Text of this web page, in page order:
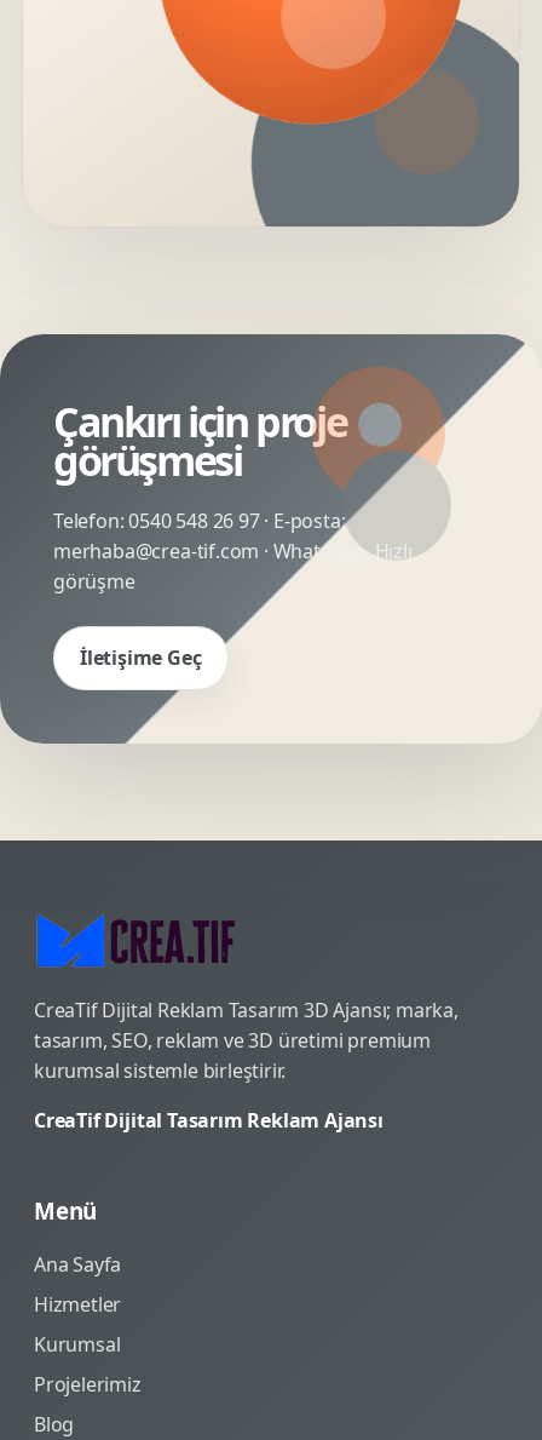
Çankırı için proje
görüşmesi
Telefon:0540 548 26 97· E-posta:
merhaba@crea-tif.com · WhatsApp:Hızlı
görüşme
İletişime Geç
CreaTif Dijital Reklam Tasarım 3D Ajansı; marka,
tasarım, SEO, reklam ve 3D üretimi premium
kurumsal sistemle birleştirir.
CreaTif Dijital Tasarım Reklam Ajansı
Menü
Ana Sayfa
Hizmetler
Kurumsal
Projelerimiz
Blog